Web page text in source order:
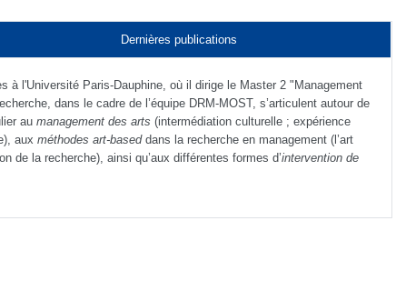
Dernières publications
à l'Université Paris-Dauphine, où il dirige le Master 2 "Management
dans le cadre de l’équipe DRM-MOST, s’articulent autour de
au management des arts (intermédiation culturelle ; expérience
aux méthodes art-baseddans la recherche en management (l’art
de la recherche), ainsi qu’aux différentes formes d’intervention de